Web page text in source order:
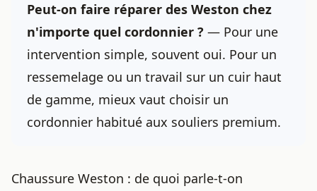
Peut-on faire réparer des Weston chez
n'importe quel cordonnier ? — Pour une
intervention simple, souvent oui. Pour un
ressemelage ou un travail sur un cuir haut
de gamme, mieux vaut choisir un
cordonnier habitué aux souliers premium.
Chaussure Weston : de quoi parle-t-on